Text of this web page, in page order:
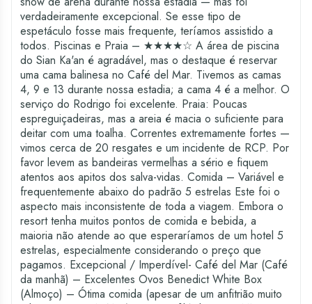
verdadeiramente excepcional. Se esse tipo de
espetáculo fosse mais frequente, teríamos assistido a
todos. Piscinas e Praia – ★★★★☆ A área de piscina
do Sian Ka'an é agradável, mas o destaque é reservar
uma cama balinesa no Café del Mar. Tivemos as camas
4, 9 e 13 durante nossa estadia; a cama 4 é a melhor. O
serviço do Rodrigo foi excelente. Praia: Poucas
espreguiçadeiras, mas a areia é macia o suficiente para
deitar com uma toalha. Correntes extremamente fortes —
vimos cerca de 20 resgates e um incidente de RCP. Por
favor levem as bandeiras vermelhas a sério e fiquem
atentos aos apitos dos salva-vidas. Comida – Variável e
frequentemente abaixo do padrão 5 estrelas Este foi o
aspecto mais inconsistente de toda a viagem. Embora o
resort tenha muitos pontos de comida e bebida, a
maioria não atende ao que esperaríamos de um hotel 5
estrelas, especialmente considerando o preço que
pagamos. Excepcional / Imperdível- Café del Mar (Café
da manhã) – Excelentes Ovos Benedict White Box
(Almoço) – Ótima comida (apesar de um anfitrião muito